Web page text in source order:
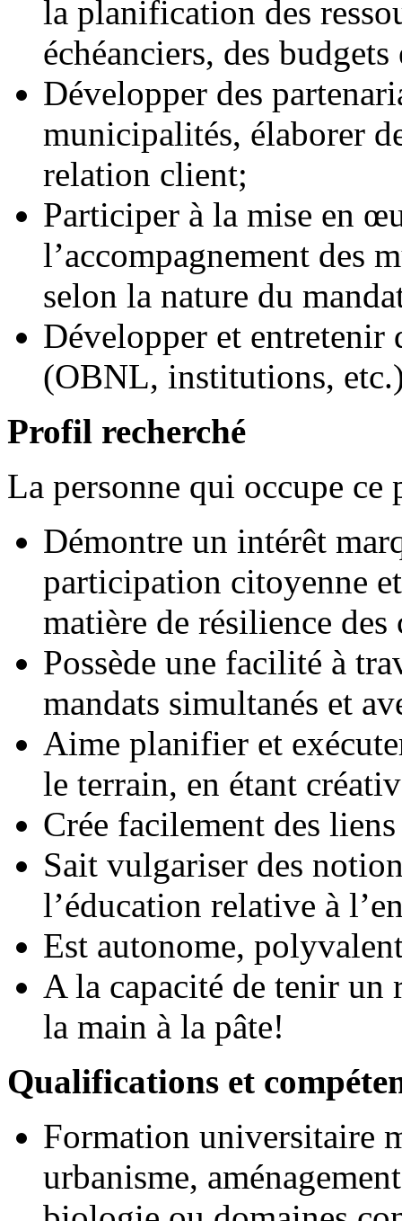
la planification des
échéanciers, des
Développer des
municipalités, élaborer
relation client;
Participer à la mise en
l’accompagnement des
selon la nature du
Développer et entretenir
(OBNL, institutions,
Profil recherché
La personne qui occupe ce
Démontre un intérêt
participation citoyenne
matière de résilience des
Possède une facilité à
mandats simultanés et
Aime planifier et
le terrain, en étant
Crée facilement des
Sait vulgariser des
l’éducation relative à
Est autonome,
A la capacité de tenir un
la main à la pâte!
Qualifications et
Formation universitaire
urbanisme,